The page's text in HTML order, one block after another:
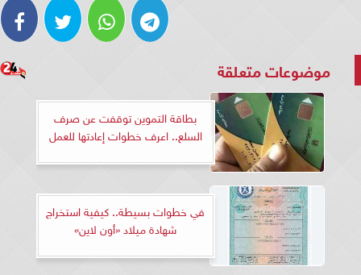
موضوعات متعلقة
بطاقة التموين توقفت عن صرف
السلع.. اعرف خطوات إعادتها للعمل
في خطوات بسيطة.. كيفية استخراج
شهادة ميلاد «أون لاين»